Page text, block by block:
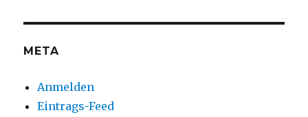
META
Anmelden
Eintrags-Feed